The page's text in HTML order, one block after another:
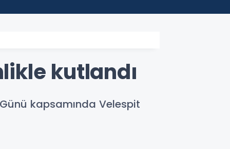
kutlandı
kapsamında Velespit